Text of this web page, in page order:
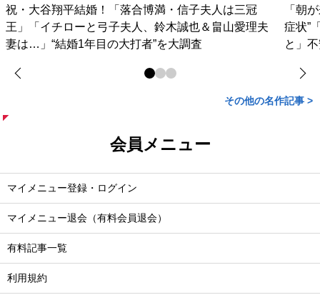
祝・大谷翔平結婚！「落合博満・信子夫人は三冠
王」「イチローと弓子夫人、鈴木誠也＆畠山愛理夫
妻は…」“結婚1年目の大打者”を大調査
「朝
症状”
と」
その他の名作記事 >
会員メニュー
マイメニュー登録・ログイン
マイメニュー退会（有料会員退会）
有料記事一覧
利用規約